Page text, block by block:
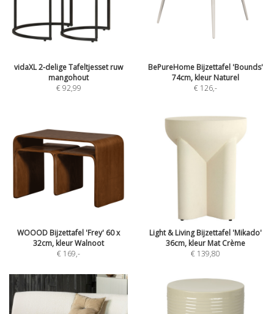
vidaXL 2-delige Tafeltjesset ruw
mangohout
€ 92,99
BePureHome Bijzettafel 'Bounds'
74cm, kleur Naturel
€ 126,-
WOOOD Bijzettafel 'Frey' 60 x
32cm, kleur Walnoot
€ 169,-
Light & Living Bijzettafel 'Mikado'
36cm, kleur Mat Crème
€ 139,80